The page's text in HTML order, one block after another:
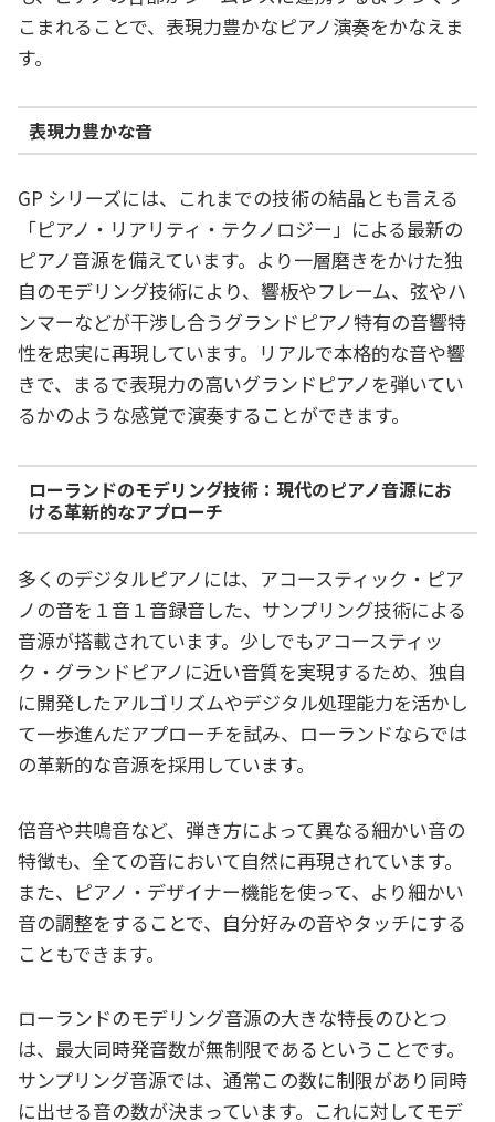
こまれることで、表現力豊かなピアノ演奏をかなえま
す。
表現力豊かな音
GP シリーズには、これまでの技術の結晶とも言える
「ピアノ・リアリティ・テクノロジー」による最新の
ピアノ音源を備えています。より一層磨きをかけた独
自のモデリング技術により、響板やフレーム、弦やハ
ンマーなどが干渉し合うグランドピアノ特有の音響特
性を忠実に再現しています。リアルで本格的な音や響
きで、まるで表現力の高いグランドピアノを弾いてい
るかのような感覚で演奏することができます。
ローランドのモデリング技術：現代のピアノ音源にお
ける革新的なアプローチ
多くのデジタルピアノには、アコースティック・ピア
ノの音を１音１音録音した、サンプリング技術による
音源が搭載されています。少しでもアコースティッ
ク・グランドピアノに近い音質を実現するため、独自
に開発したアルゴリズムやデジタル処理能力を活かし
て一歩進んだアプローチを試み、ローランドならでは
の革新的な音源を採用しています。
倍音や共鳴音など、弾き方によって異なる細かい音の
特徴も、全ての音において自然に再現されています。
また、ピアノ・デザイナー機能を使って、より細かい
音の調整をすることで、自分好みの音やタッチにする
こともできます。
ローランドのモデリング音源の大きな特長のひとつ
は、最大同時発音数が無制限であるということです。
サンプリング音源では、通常この数に制限があり同時
に出せる音の数が決まっています。これに対してモデ